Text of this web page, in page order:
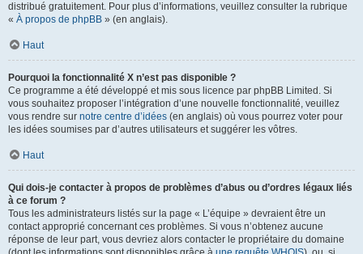
distribué gratuitement. Pour plus d’informations, veuillez consulter la rubrique
« À propos de phpBB » (en anglais).
Haut
Pourquoi la fonctionnalité X n’est pas disponible ?
Ce programme a été développé et mis sous licence par phpBB Limited. Si
vous souhaitez proposer l’intégration d’une nouvelle fonctionnalité, veuillez
vous rendre sur notre centre d’idées (en anglais) où vous pourrez voter pour
les idées soumises par d’autres utilisateurs et suggérer les vôtres.
Haut
Qui dois-je contacter à propos de problèmes d’abus ou d’ordres légaux liés
à ce forum ?
Tous les administrateurs listés sur la page « L’équipe » devraient être un
contact approprié concernant ces problèmes. Si vous n’obtenez aucune
réponse de leur part, vous devriez alors contacter le propriétaire du domaine